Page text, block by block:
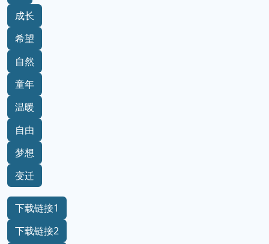
成长
希望
自然
童年
温暖
自由
梦想
变迁
下载链接1
下载链接2